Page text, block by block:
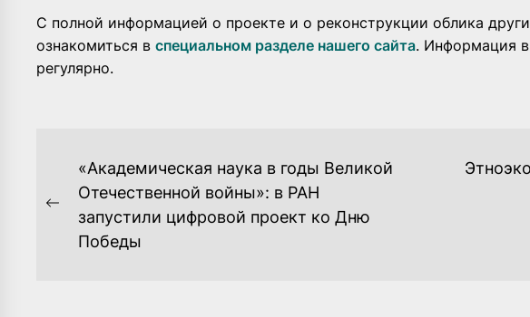
С полной информацией о проекте и о реконструкции облика
ознакомиться в специальном разделе нашего сайта. Информация в
регулярно.
НАВИГАЦИЯ
ПО
ЗАПИСЯМ
Previous
post:
«Академическая наука в годы Великой
Отечественной войны»: в РАН
запустили цифровой проект ко Дню
Победы